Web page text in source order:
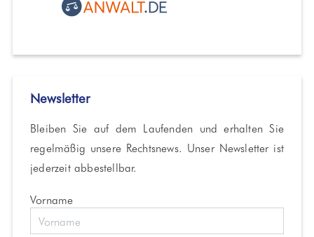
Newsletter
Bleiben Sie auf dem Laufenden und erhalten Sie
regelmäßig unsere Rechtsnews. Unser Newsletter ist
jederzeit abbestellbar.
Vorname